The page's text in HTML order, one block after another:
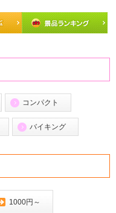
コンパクト
バイキング
1000円～